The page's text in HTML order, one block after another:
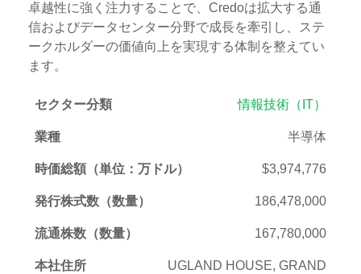
卓越性に強く注力することで、Credoは拡大する通
信およびデータセンター分野で成長を牽引し、ステ
ークホルダーの価値向上を実現する体制を整えてい
ます。
セクター分類 情報技術（IT）
業種 半導体
時価総額（単位：万ドル） $3,974,776
発行株式数（数量） 186,478,000
流通株数（数量） 167,780,000
本社住所
UGLAND HOUSE, GRAND